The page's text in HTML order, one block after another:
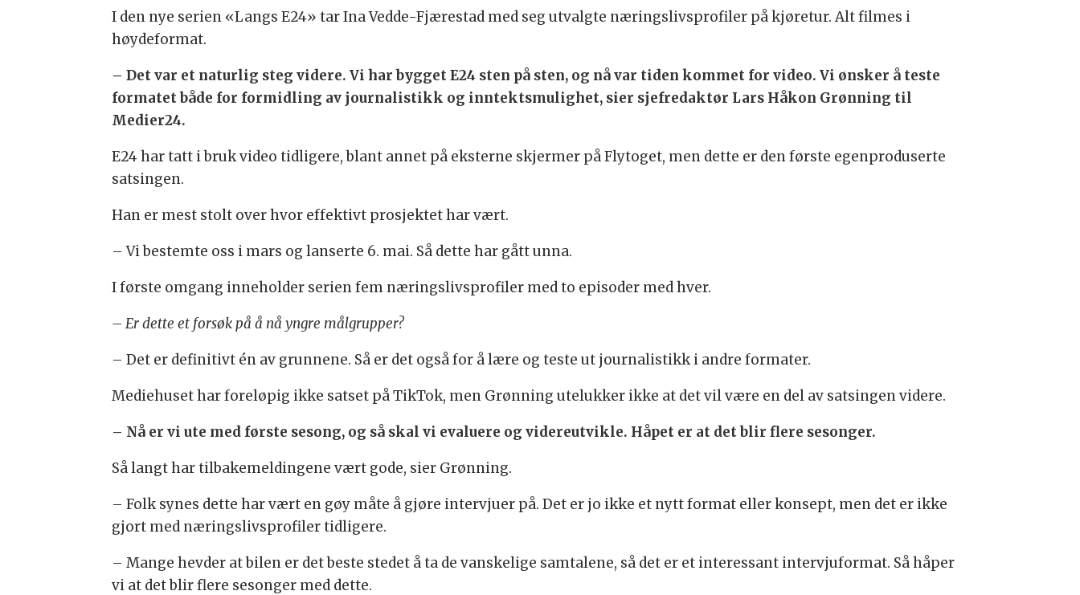
I den nye serien «Langs E24» tar Ina Vedde-Fjærestad med seg utvalgte næringslivsprofiler på kjøretur. Alt filmes i
høydeformat.
– Det var et naturlig steg videre. Vi har bygget E24 sten på sten, og nå var tiden kommet for video. Vi ønsker å teste
formatet både for formidling av journalistikk og inntektsmulighet, sier sjefredaktør Lars Håkon Grønning til
Medier24.
E24 har tatt i bruk video tidligere, blant annet på eksterne skjermer på Flytoget, men dette er den første egenproduserte
satsingen.
Han er mest stolt over hvor effektivt prosjektet har vært.
– Vi bestemte oss i mars og lanserte 6. mai. Så dette har gått unna.
I første omgang inneholder serien fem næringslivsprofiler med to episoder med hver.
– Er dette et forsøk på å nå yngre målgrupper?
– Det er definitivt én av grunnene. Så er det også for å lære og teste ut journalistikk i andre formater.
Mediehuset har foreløpig ikke satset på TikTok, men Grønning utelukker ikke at det vil være en del av satsingen videre.
– Nå er vi ute med første sesong, og så skal vi evaluere og videreutvikle. Håpet er at det blir flere sesonger.
Så langt har tilbakemeldingene vært gode, sier Grønning.
– Folk synes dette har vært en gøy måte å gjøre intervjuer på. Det er jo ikke et nytt format eller konsept, men det er ikke
gjort med næringslivsprofiler tidligere.
– Mange hevder at bilen er det beste stedet å ta de vanskelige samtalene, så det er et interessant intervjuformat. Så håper
vi at det blir flere sesonger med dette.